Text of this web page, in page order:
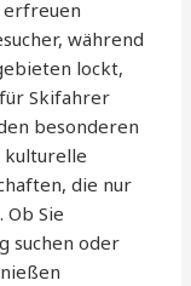
erfreuen
während
lockt,
Skifahrer
besonderen
kulturelle
die nur
Sie
suchen oder